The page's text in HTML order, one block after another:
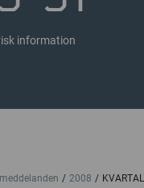
information
2008